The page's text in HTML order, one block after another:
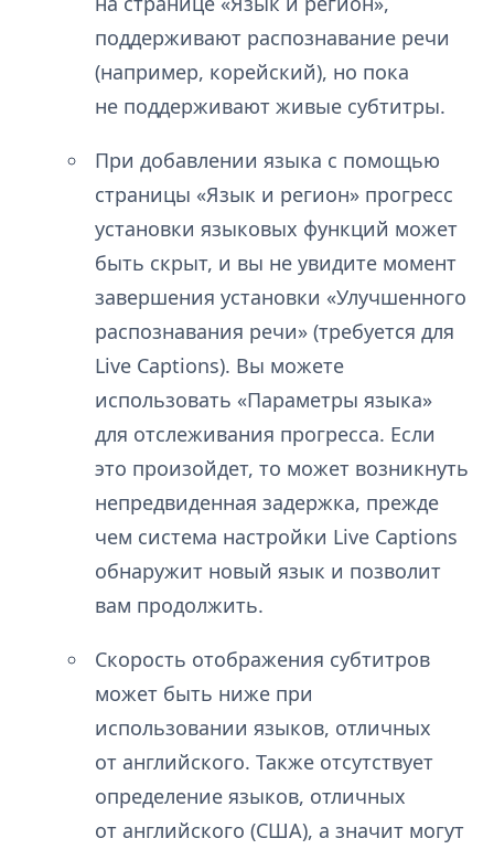
поддерживают распознавание речи
(например, корейский), но пока
не поддерживают живые субтитры.
При добавлении языка с помощью
страницы «Язык и регион» прогресс
установки языковых функций может
быть скрыт, и вы не увидите момент
завершения установки «Улучшенного
распознавания речи» (требуется для
Live Captions). Вы можете
использовать «Параметры языка»
для отслеживания прогресса. Если
это произойдет, то может возникнуть
непредвиденная задержка, прежде
чем система настройки Live Captions
обнаружит новый язык и позволит
вам продолжить.
Скорость отображения субтитров
может быть ниже при
использовании языков, отличных
от английского. Также отсутствует
определение языков, отличных
от английского (США), а значит могут